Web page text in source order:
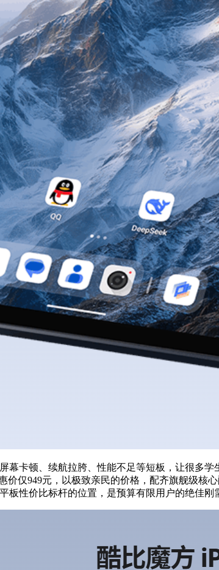
卡顿、续航拉胯、性能不足等短板，让很多
仅949元，以极致亲民的价格，配齐旗舰级核
性价比标杆的位置，是预算有限用户的绝佳刚